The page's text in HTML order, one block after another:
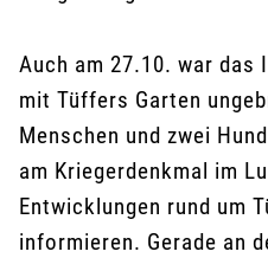
Auch am 27.10. war das
mit Tüffers Garten
Menschen und zwei
am Kriegerdenkmal im
Entwicklungen rund um
informieren. Gerade an